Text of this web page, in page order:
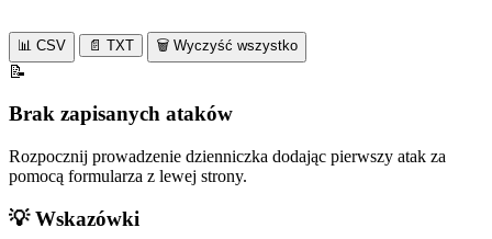
📊 CSV 📄 TXT 🗑️ Wyczyść wszystko
📝
Brak zapisanych ataków
Rozpocznij prowadzenie dzienniczka dodając pierwszy atak za
pomocą formularza z lewej strony.
💡Wskazówki